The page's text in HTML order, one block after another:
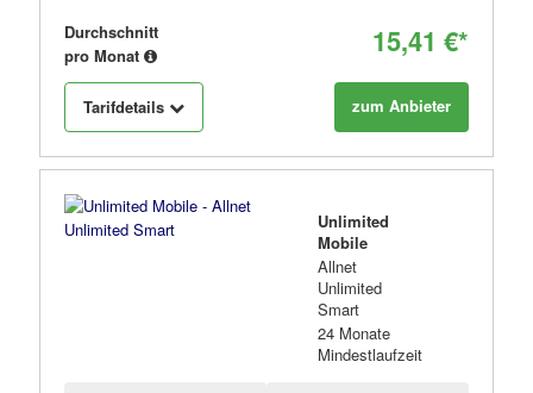
Durchschnitt
pro Monat
15,41 €*
Tarifdetails zum Anbieter
Unlimited
Mobile
Allnet
Unlimited
Smart
24 Monate
Mindestlaufzeit